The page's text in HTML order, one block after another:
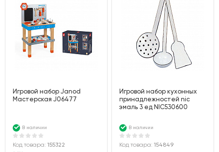
Игровой набор Janod
Мастерская J06477
В наличии
Код товара: 155322
Игровой набор кухонных
принадлежностей nic
эмаль 3 ед NIC530600
В наличии
Код товара:154849